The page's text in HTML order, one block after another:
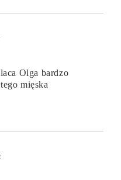
Olga bardzo
mięska